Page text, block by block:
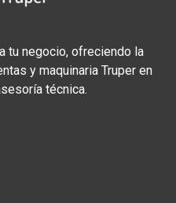
tu negocio, ofreciendo la
y maquinaria Truper en
técnica.